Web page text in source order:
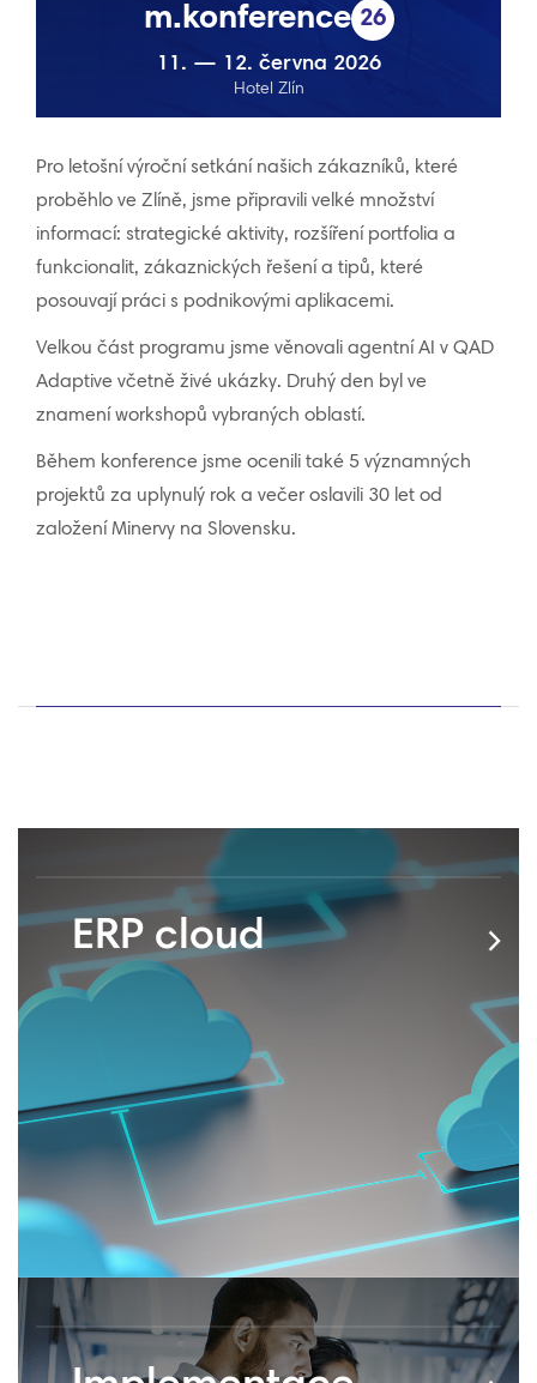
m.konference 26
11. — 12. června 2026
Hotel Zlín
Pro letošní výroční setkání našich zákazníků, které
proběhlo ve Zlíně, jsme připravili velké množství
informací: strategické aktivity, rozšíření portfolia a
funkcionalit, zákaznických řešení a tipů, které
posouvají práci s podnikovými aplikacemi.
Velkou část programu jsme věnovali agentní AI v QAD
Adaptive včetně živé ukázky. Druhý den byl ve
znamení workshopů vybraných oblastí.
Během konference jsme ocenili také 5 významných
projektů za uplynulý rok a večer oslavili 30 let od
založení Minervy na Slovensku.
ERP cloud